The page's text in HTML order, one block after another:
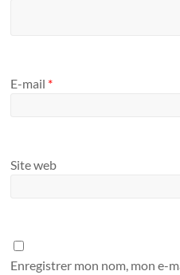
E-mail *
Site web
Enregistrer mon nom, mon e-